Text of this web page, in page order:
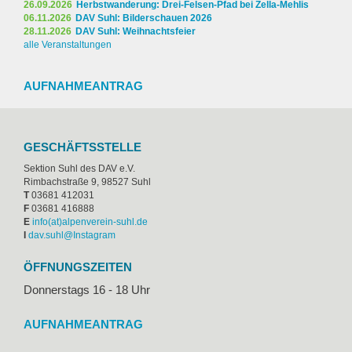
26.09.2026 Herbstwanderung: Drei-Felsen-Pfad bei Zella-Mehlis
06.11.2026 DAV Suhl: Bilderschauen 2026
28.11.2026 DAV Suhl: Weihnachtsfeier
alle Veranstaltungen
AUFNAHMEANTRAG
GESCHÄFTSSTELLE
Sektion Suhl des DAV e.V.
Rimbachstraße 9, 98527 Suhl
T03681 412031
F 03681 416888
E ed.lhus-nierevnepla(ta)ofni
dav.suhl@Instagram
ÖFFNUNGSZEITEN
Donnerstags 16 - 18 Uhr
AUFNAHMEANTRAG